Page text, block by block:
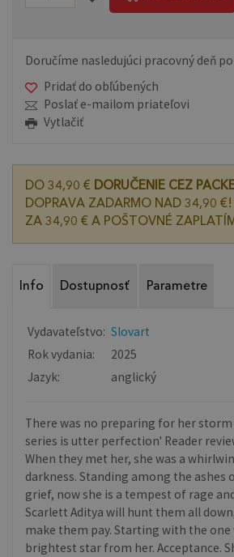
Doručíme nasledujúci pracovný deň
Pridať do obľúbených
Poslať e-mailom priateľovi
Vytlačiť
DO 34,90 € DORUČENIE CEZ
DOPRAVA ZADARMO NAD 34,90 €!
ZA 34,90 € A POŠTOVNÉ
Info Dostupnosť Parametre
Vydavateľstvo: Slovart
Rok vydania:
2025
Jazyk:
anglický
There was no preparing for her
series is utter perfection' Reader
When they met her, she was a
darkness. Standing among the ashes
grief, now she is a tempest of rage
Scarlett Aditya will hunt them all
make them pay. Starting with the
brightest star from her. Acceptance.